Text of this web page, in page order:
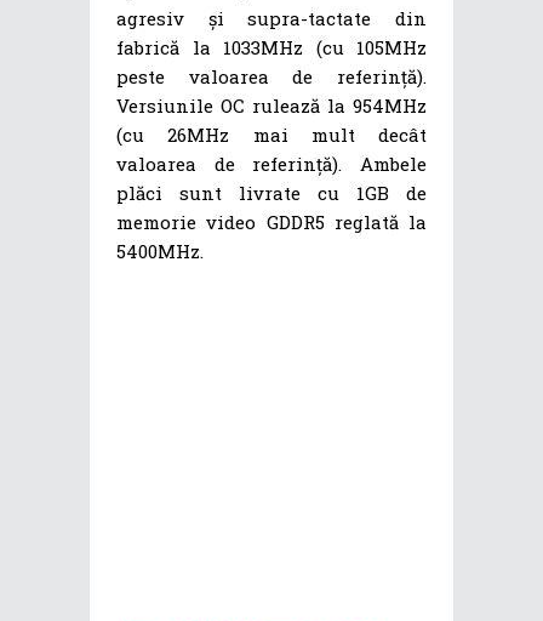
agresiv și supra-tactate din
fabrică la 1033MHz (cu 105MHz
peste valoarea de referință).
Versiunile OC rulează la 954MHz
(cu 26MHz mai mult decât
valoarea de referință). Ambele
plăci sunt livrate cu 1GB de
memorie video GDDR5 reglată la
5400MHz.